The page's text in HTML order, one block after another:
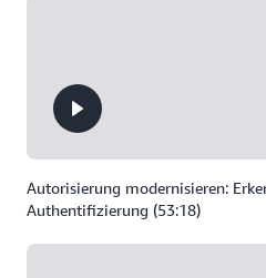
Autorisierung modernisieren:
Authentifizierung (53:18)